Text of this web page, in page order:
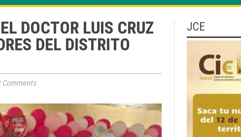
DOCTOR LUIS CRUZ
DEL DISTRITO
Comments
JCE